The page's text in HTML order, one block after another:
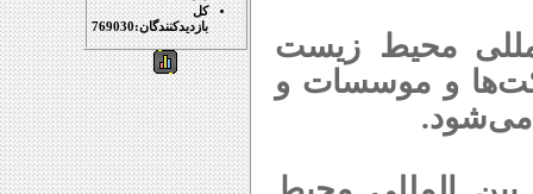
محیط زیست
و موسسات و
می‌شود.
کل
بازديدکنندگان:769030